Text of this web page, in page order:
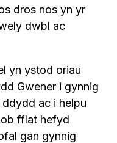
dros nos yn yr
dwbl ac
yn ystod oriau
Gwener i gynnig
ac i helpu
fflat hefyd
gan gynnig